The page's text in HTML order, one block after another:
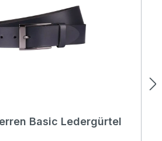
Basic Ledergürtel